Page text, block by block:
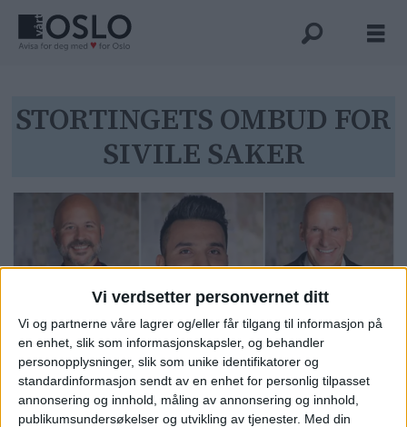
Vi verdsetter personvernet ditt
Vi og partnerne våre lagrer og/eller får tilgang til informasjon på
en enhet, slik som informasjonskapsler, og behandler
personopplysninger, slik som unike identifikatorer og
standardinformasjon sendt av en enhet for personlig tilpasset
annonsering og innhold, måling av annonsering og innhold,
publikumsundersøkelser og utvikling av tjenester. Med din
Tag:
stortingets
ombud
saker
STORTINGETS OMBUD FOR
SIVILE SAKER
Krever innsyn i hemmeligholdte
dokumenter: - Byrådet hindrer